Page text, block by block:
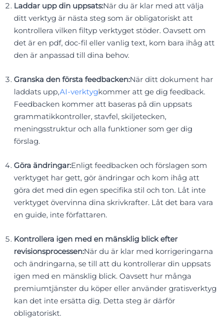
Laddar upp din uppsats:När du är klar med att välja
ditt verktyg är nästa steg som är obligatoriskt att
kontrollera vilken filtyp verktyget stöder. Oavsett om
det är en pdf, doc-fil eller vanlig text, kom bara ihåg att
den är anpassad till dina behov.
Granska den första feedbacken:När ditt dokument har
laddats upp,AI-verktygkommer att ge dig feedback.
Feedbacken kommer att baseras på din uppsats
grammatikkontroller, stavfel, skiljetecken,
meningsstruktur och alla funktioner som ger dig
förslag.
Göra ändringar:Enligt feedbacken och förslagen som
verktyget har gett, gör ändringar och kom ihåg att
göra det med din egen specifika stil och ton. Låt inte
verktyget övervinna dina skrivkrafter. Låt det bara vara
en guide, inte författaren.
Kontrollera igen med en mänsklig blick efter
revisionsprocessen:När du är klar med korrigeringarna
och ändringarna, se till att du kontrollerar din uppsats
igen med en mänsklig blick. Oavsett hur många
premiumtjänster du köper eller använder gratisverktyg
kan det inte ersätta dig. Detta steg är därför
obligatoriskt.